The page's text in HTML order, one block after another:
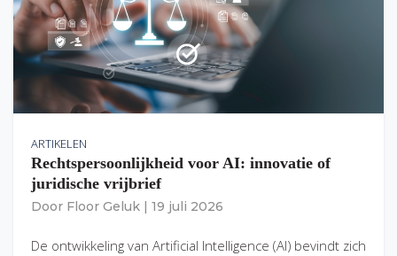
ARTIKELEN
Rechtspersoonlijkheid voor AI: innovatie of
juridische vrijbrief
Door Floor Geluk 19 juli 2026
De ontwikkeling van Artificial Intelligence (AI) bevindt zich